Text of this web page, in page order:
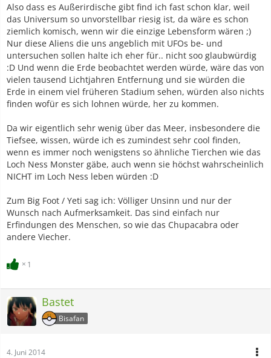
Also dass es Außerirdische gibt find ich fast schon klar, weil
das Universum so unvorstellbar riesig ist, da wäre es schon
ziemlich komisch, wenn wir die einzige Lebensform wären ;)
Nur diese Aliens die uns angeblich mit UFOs be- und
untersuchen sollen halte ich eher für.. nicht soo glaubwürdig
:D Und wenn die Erde beobachtet werden würde, wäre das von
vielen tausend Lichtjahren Entfernung und sie würden die
Erde in einem viel früheren Stadium sehen, würden also nichts
finden wofür es sich lohnen würde, her zu kommen.
Da wir eigentlich sehr wenig über das Meer, insbesondere die
Tiefsee, wissen, würde ich es zumindest sehr cool finden,
wenn es immer noch wenigstens so ähnliche Tierchen wie das
Loch Ness Monster gäbe, auch wenn sie höchst wahrscheinlich
NICHT im Loch Ness leben würden :D
Zum Big Foot / Yeti sag ich: Völliger Unsinn und nur der
Wunsch nach Aufmerksamkeit. Das sind einfach nur
Erfindungen des Menschen, so wie das Chupacabra oder
andere Viecher.
1
Bastet
Bisafan
4. Juni 2014